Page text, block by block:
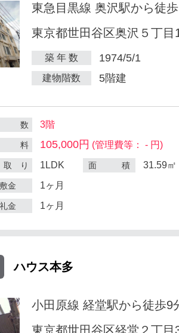
東急目黒線 奥沢駅から徒
東京都世田谷区奥沢５丁目
築 年 数 1974/5/1
建物階数 5階建
数 3階
料 105,000円 (管理費等： - 円)
取 り 1LDK 面 積 31.59㎡
敷金 1ヶ月
礼金 1ヶ月
ハウス本多
小田原線 経堂駅から徒歩9
東京都世田谷区経堂２丁目